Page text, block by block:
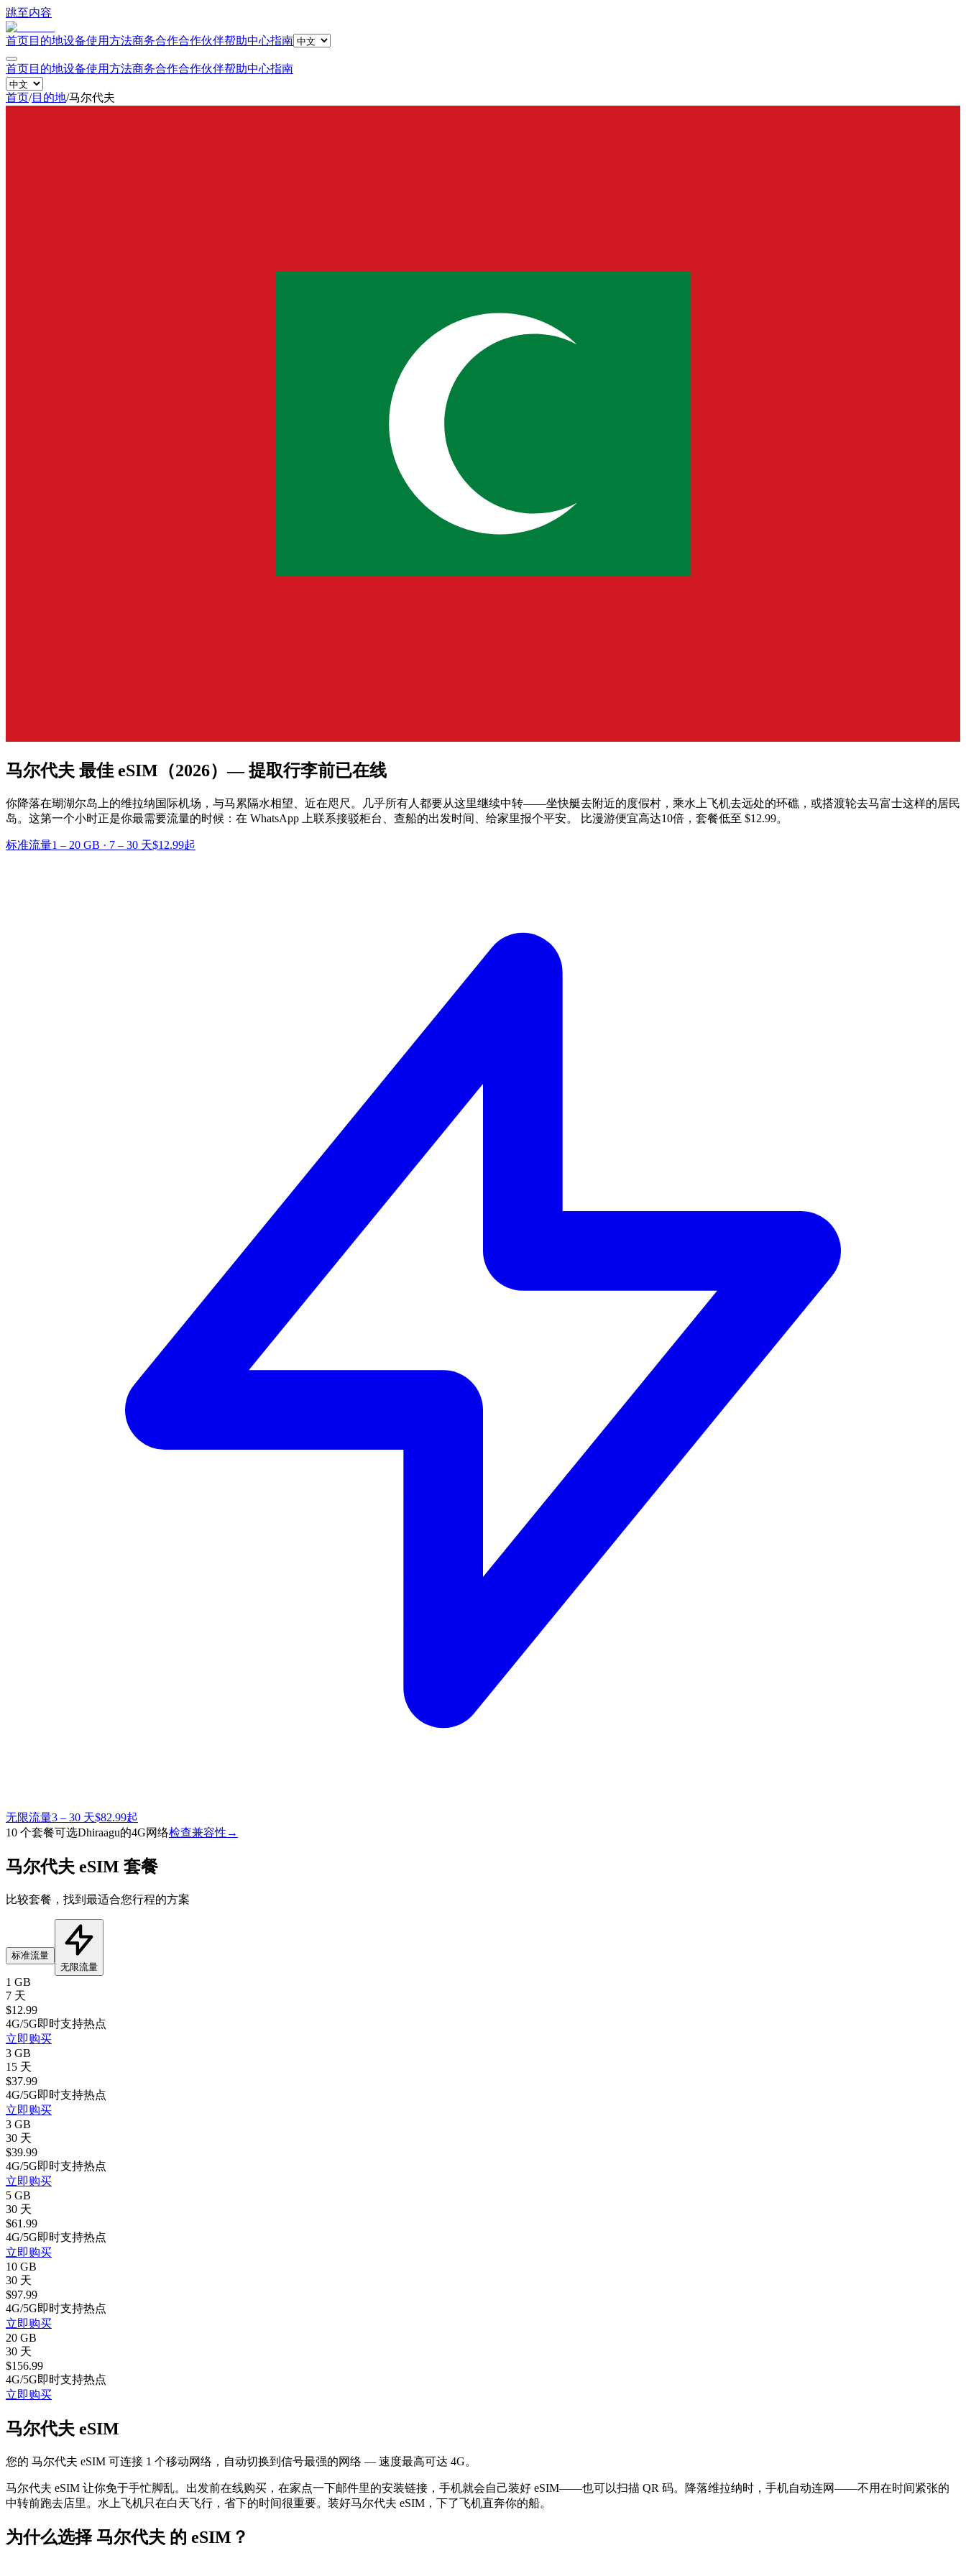
跳至内容
首页目的地设备使用方法商务合作合作伙伴帮助中心指南
首页目的地设备使用方法商务合作合作伙伴帮助中心指南
首页/目的地/马尔代夫
马尔代夫 最佳 eSIM （2026）— 提取行李前已在线
你降落在瑚湖尔岛上的维拉纳国际机场，与马累隔水相望、近在咫尺。几乎所有人都要从这里继续中转——坐快艇去附近的度假村，乘水上飞机去远处的环礁，或搭渡轮去马富士这样的居民
岛。这第一个小时正是你最需要流量的时候：在 WhatsApp 上联系接驳柜台、查船的出发时间、给家里报个平安。
比漫游便宜高达10倍，套餐低至 $12.99。
标准流量1 – 20 GB · 7 – 30 天$12.99起
无限流量3 – 30 天$82.99起
10 个套餐可选Dhiraagu的4G网络检查兼容性 →
马尔代夫 eSIM 套餐
比较套餐，找到最适合您行程的方案
标准流量
无限流量
1 GB
7 天
$12.99
4G/5G即时支持热点
立即购买
3 GB
15 天
$37.99
4G/5G即时支持热点
立即购买
3 GB
30 天
$39.99
4G/5G即时支持热点
立即购买
5 GB
30 天
$61.99
4G/5G即时支持热点
立即购买
10 GB
30 天
$97.99
4G/5G即时支持热点
立即购买
20 GB
30 天
$156.99
4G/5G即时支持热点
立即购买
马尔代夫 eSIM
您的 马尔代夫 eSIM 可连接 1 个移动网络，自动切换到信号最强的网络 — 速度最高可达 4G。
马尔代夫 eSIM 让你免于手忙脚乱。出发前在线购买，在家点一下邮件里的安装链接，手机就会自己装好 eSIM——也可以扫描 QR 码。降落维拉纳时，手机自动连网——不用在时间紧张的
中转前跑去店里。水上飞机只在白天飞行，省下的时间很重要。装好马尔代夫 eSIM，下了飞机直奔你的船。
为什么选择 马尔代夫 的 eSIM？